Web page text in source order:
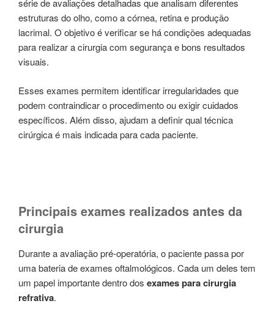
série de avaliações detalhadas que analisam diferentes
estruturas do olho, como a córnea, retina e produção
lacrimal. O objetivo é verificar se há condições adequadas
para realizar a cirurgia com segurança e bons resultados
visuais.
Esses exames permitem identificar irregularidades que
podem contraindicar o procedimento ou exigir cuidados
específicos. Além disso, ajudam a definir qual técnica
cirúrgica é mais indicada para cada paciente.
Principais exames realizados antes da
cirurgia
Durante a avaliação pré-operatória, o paciente passa por
uma bateria de exames oftalmológicos. Cada um deles tem
um papel importante dentro dos exames para cirurgia
refrativa.